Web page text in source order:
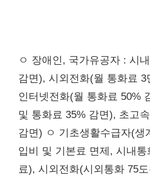
ㅇ 장애인, 국가유공자 : 시
감면), 시외전화(월 통화료
인터넷전화(월 통화료 50%
및 통화료 35% 감면), 초고
감면) ㅇ 기초생활수급자(
입비 및 기본료 면제, 시내
료), 시외전화(시외통화 75